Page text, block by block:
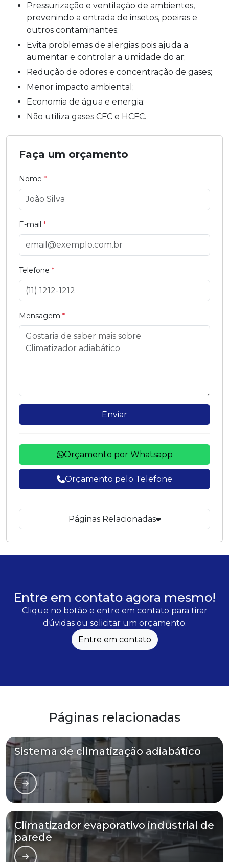
Pressurização e ventilação de ambientes,
prevenindo a entrada de insetos, poeiras e
outros contaminantes;
Evita problemas de alergias pois ajuda a
aumentar e controlar a umidade do ar;
Redução de odores e concentração de gases;
Menor impacto ambiental;
Economia de água e energia;
Não utiliza gases CFC e HCFC.
Faça um orçamento
Nome *
E-mail *
Telefone *
Mensagem *
Enviar
Orçamento por Whatsapp
Orçamento pelo Telefone
Páginas Relacionadas
Entre em contato agora mesmo!
Clique no botão e entre em contato para tirar
dúvidas ou solicitar um orçamento.
Entre em contato
Páginas relacionadas
Sistema de climatização adiabático
Climatizador evaporativo industrial de
parede